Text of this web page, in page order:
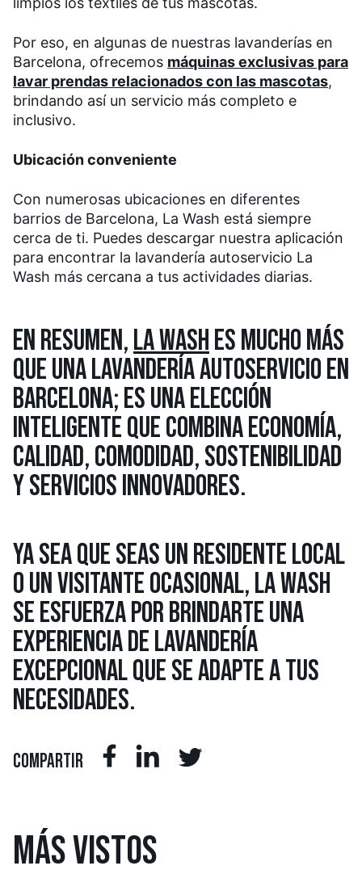
Por eso, en algunas de nuestras lavanderías en
Barcelona, ofrecemos máquinas exclusivas para
lavar prendas relacionados con las mascotas,
brindando así un servicio más completo e
inclusivo.
Ubicación conveniente
Con numerosas ubicaciones en diferentes
barrios de Barcelona, La Wash está siempre
cerca de ti. Puedes descargar nuestra aplicación
para encontrar la lavandería autoservicio La
Wash más cercana a tus actividades diarias.
EN RESUMEN, LA WASH ES MUCHO MÁS
QUE UNA LAVANDERÍA AUTOSERVICIO EN
BARCELONA; ES UNA ELECCIÓN
INTELIGENTE QUE COMBINA ECONOMÍA,
CALIDAD, COMODIDAD, SOSTENIBILIDAD
Y SERVICIOS INNOVADORES.
YA SEA QUE SEAS UN RESIDENTE LOCAL
O UN VISITANTE OCASIONAL, LA WASH
SE ESFUERZA POR BRINDARTE UNA
EXPERIENCIA DE LAVANDERÍA
EXCEPCIONAL QUE SE ADAPTE A TUS
NECESIDADES.
COMPARTIR
MÁSVISTOS